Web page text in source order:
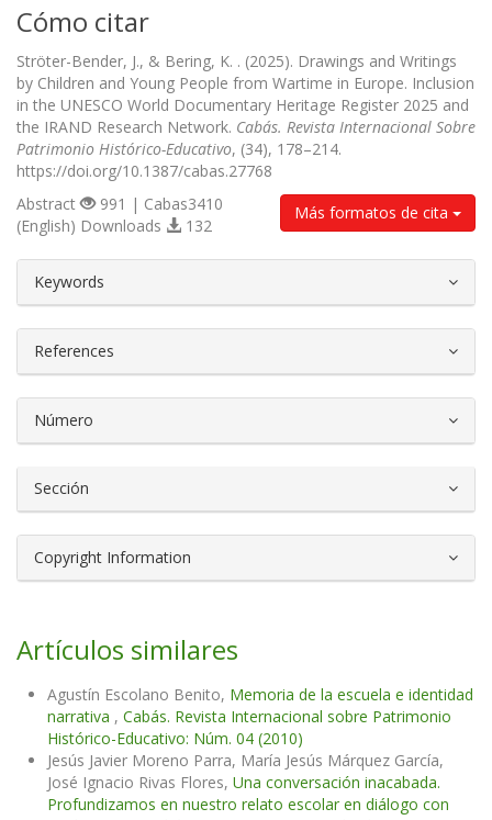
Cómo citar
Ströter-Bender, J., & Bering, K. . (2025). Drawings and Writings
by Children and Young People from Wartime in Europe. Inclusion
in the UNESCO World Documentary Heritage Register 2025 and
the IRAND Research Network. Cabás. Revista Internacional Sobre
Patrimonio Histórico-Educativo, (34), 178–214.
https://doi.org/10.1387/cabas.27768
Más formatos de cita
Abstract
991 | Cabas3410
(English) Downloads
132
Keywords
References
Número
Sección
Copyright Information
Artículos similares
Agustín Escolano Benito, Memoria de la escuela e identidad
narrativa , Cabás. Revista Internacional sobre Patrimonio
Histórico-Educativo: Núm. 04 (2010)
Jesús Javier Moreno Parra, María Jesús Márquez García,
José Ignacio Rivas Flores, Una conversación inacabada.
Profundizamos en nuestro relato escolar en diálogo con